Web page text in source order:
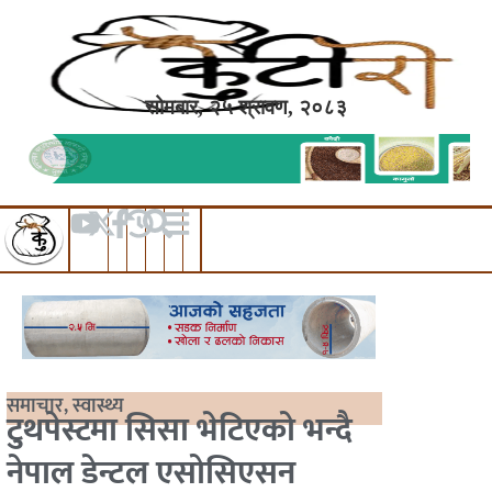
सोमबार, २५ श्रावण, २०८३
समाचार,स्वास्थ्य
टुथपेस्टमा सिसा भेटिएको भन्दै
नेपाल डेन्टल एसोसिएसन